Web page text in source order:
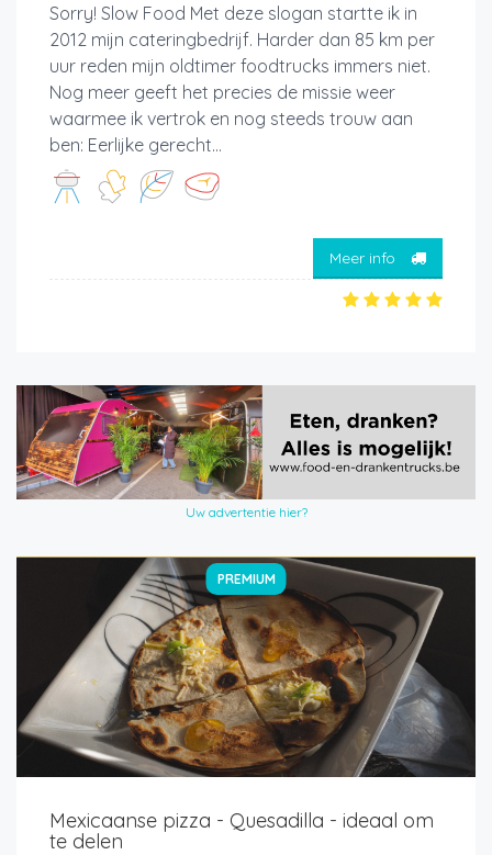
Sorry! Slow Food Met deze slogan startte ik in
2012 mijn cateringbedrijf. Harder dan 85 km per
uur reden mijn oldtimer foodtrucks immers niet.
Nog meer geeft het precies de missie weer
waarmee ik vertrok en nog steeds trouw aan
ben: Eerlijke gerecht...
Meer info
Uw advertentie hier?
PREMIUM
Mexicaanse pizza - Quesadilla - ideaal om
te delen